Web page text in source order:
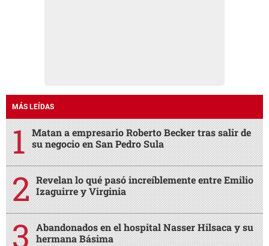
MÁS LEÍDAS
Matan a empresario Roberto Becker tras salir de
su negocio en San Pedro Sula
Revelan lo qué pasó increíblemente entre Emilio
Izaguirre y Virginia
Abandonados en el hospital Nasser Hilsaca y su
hermana Básima